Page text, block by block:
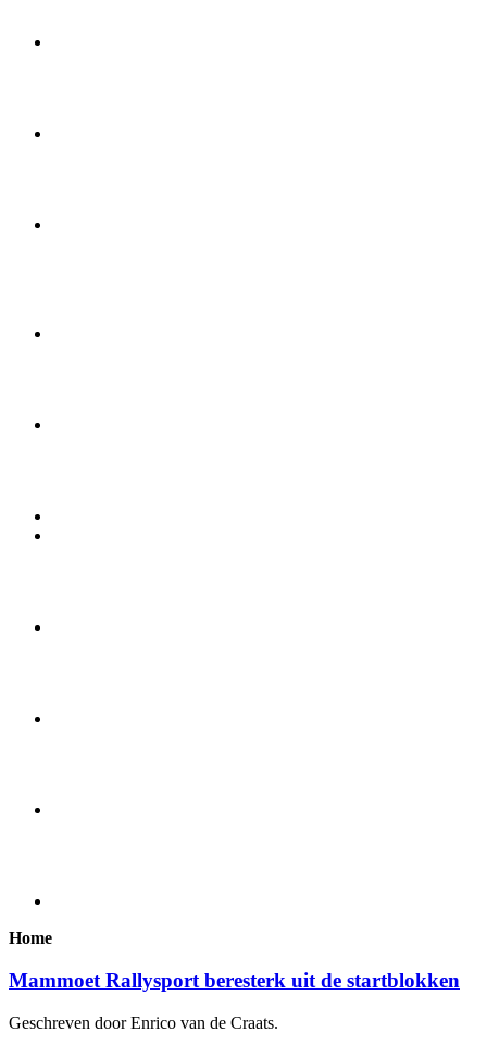
Home
Mammoet Rallysport beresterk uit de startblokken
Geschreven door Enrico van de Craats.